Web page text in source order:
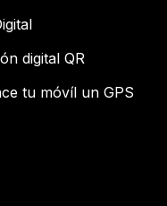
digital QR
tu móvíl un GPS